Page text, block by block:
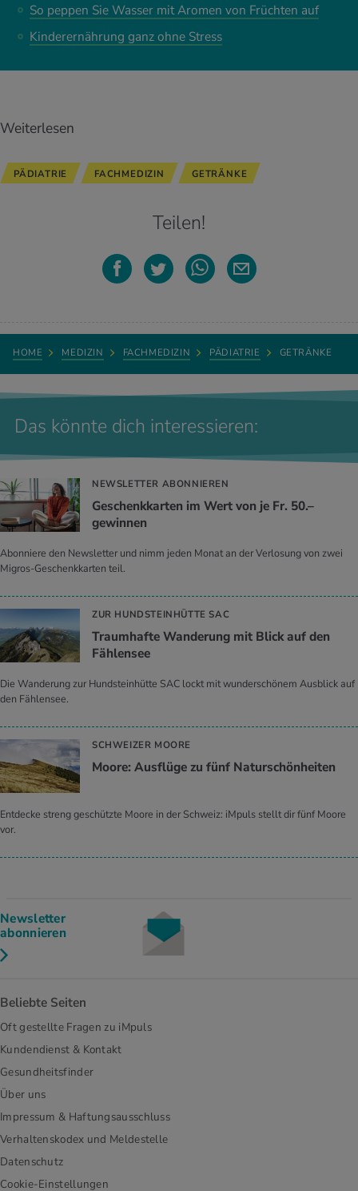
So peppen Sie Wasser mit Aromen von Früchten auf
Kinderernährung ganz ohne Stress
Weiterlesen
PÄDIATRIE FACHMEDIZIN GETRÄNKE
Teilen!
HOME MEDIZIN FACHMEDIZIN PÄDIATRIE GETRÄNKE
Das könnte dich interessieren:
NEWSLETTER ABONNIEREN
Geschenkkarten im Wert von je Fr. 50.–
gewinnen
Abonniere den Newsletter und nimm jeden Monat an der Verlosung von zwei
Migros-Geschenkkarten teil.
ZUR HUNDSTEINHÜTTE SAC
Traumhafte Wanderung mit Blick auf den
Fählensee
Die Wanderung zur Hundsteinhütte SAC lockt mit wunderschönem Ausblick auf
den Fählensee.
SCHWEIZER MOORE
Moore: Ausflüge zu fünf Naturschönheiten
Entdecke streng geschützte Moore in der Schweiz: iMpuls stellt dir fünf Moore
vor.
Newsletter
abonnieren
Beliebte Seiten
Oft gestellte Fragen zu iMpuls
Kundendienst & Kontakt
Gesundheitsfinder
Über uns
Impressum & Haftungsausschluss
Verhaltenskodex und Meldestelle
Datenschutz
Cookie-Einstellungen